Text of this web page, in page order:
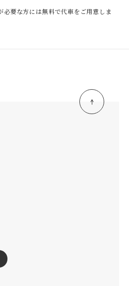
必要な方には無料で代車をご用意しま